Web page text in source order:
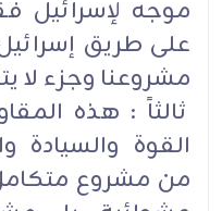
موجه لإسرائيل
على طريق
مشروعنا وجزء لا
ثالثاً : هذه
القوة والسيادة
من مشروع